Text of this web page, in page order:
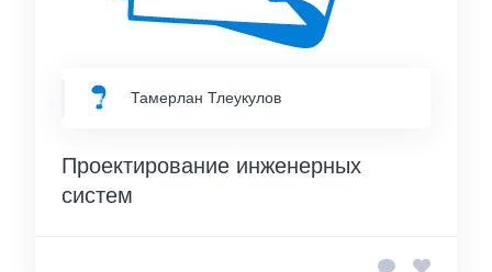
Тамерлан Тлеукулов
Проектирование инженерных
систем